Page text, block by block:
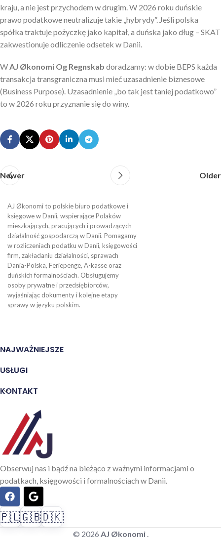
kraju, a nie jest przychodem w drugim. W 2026 roku duńskie
prawo podatkowe neutralizuje takie „hybrydy”. Jeśli polska
spółka traktuje pożyczkę jako kapitał, a duńska jako dług – SKAT
zakwestionuje odliczenie odsetek w Danii.
WAJ Økonomi Og Regnskab doradzamy: w dobie BEPS każda
transakcja transgraniczna musi mieć uzasadnienie biznesowe
(Business Purpose). Uzasadnienie „bo tak jest taniej podatkowo”
to w 2026 roku przyznanie się do winy.
Newer Older
AJ Økonomi to polskie biuro podatkowe i
księgowe w Danii, wspierające Polaków
mieszkających, pracujących i prowadzących
działalność gospodarczą w Danii. Pomagamy
w rozliczeniach podatku w Danii, księgowości
firm, zakładaniu działalności, sprawach
Dania-Polska, Feriepenge, A-kasse oraz
duńskich formalnościach. Obsługujemy
osoby prywatne i przedsiębiorców,
wyjaśniając dokumenty i kolejne etapy
sprawy w języku polskim.
NAJWAŻNIEJSZE
USŁUGI
KONTAKT
Obserwuj nas i bądź na bieżąco z ważnymi informacjami o
podatkach, księgowości i formalnościach w Danii.
🇬🇧🇩🇰
© 2026 AJ Økonomi .